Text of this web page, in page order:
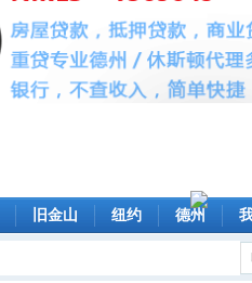
旧金山 纽约 德州